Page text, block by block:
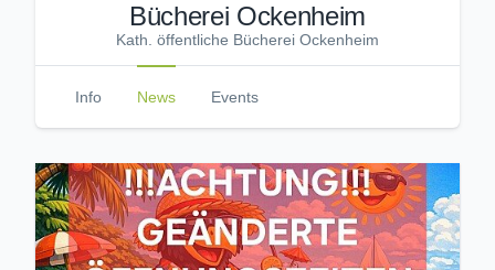
Bücherei Ockenheim
Kath. öffentliche Bücherei Ockenheim
Info News Events